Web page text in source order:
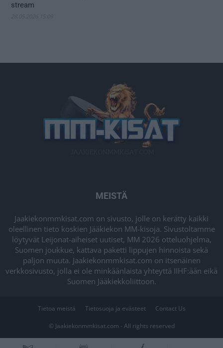
stream
MEISTÄ
Jaakiekonmmkisat.com on sivusto, jolle on kerätty kaikki
oleellinen tieto koskien Jääkiekon MM-kisoja. Sivustoltamme
löytyvät Leijonat-aiheiset uutiset, MM 2026 otteluohjelma,
Suomen joukkue, kattava paketti lippujen hinnoista sekä
paljon muuta. Jaakiekonmmkisat.com on itsenäinen
verkkosivusto, jolla ei ole minkäänlaista yhteyttä IIHF:ään eikä
Suomen Jääkiekkoliittoon.
Tietoa meistä Tietosuoja ja evästeet Contact Us
© Jaakiekonmmkisat.com - All rights reserved